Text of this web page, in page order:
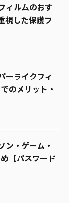
ィルムのおす
視した保護フ
ーライクフィ
のメリット・
ン・ゲーム・
【パスワード